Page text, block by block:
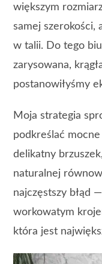
większym
samej szerokości,
w talii. Do tego
zarysowana,
postanowiłyśmy
Moja strategia
podkreślać
delikatny
naturalnej
najczęstszy błąd
workowatym
która jest